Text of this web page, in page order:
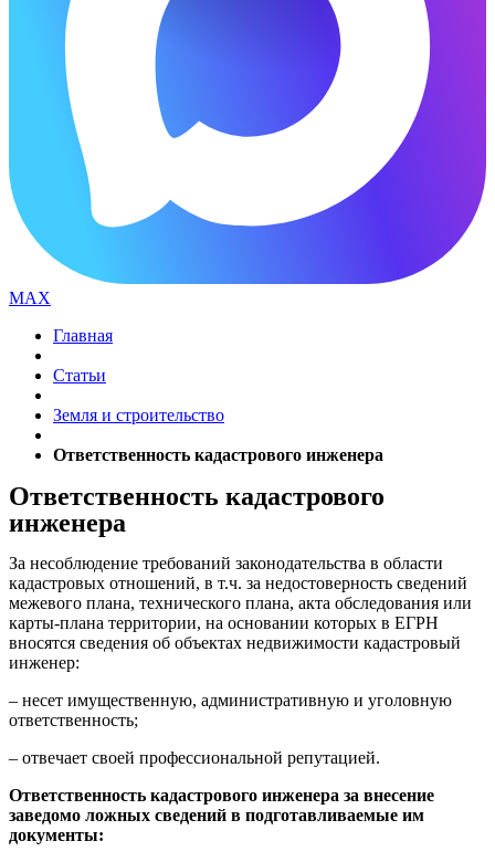
MAX
Главная
Статьи
Земля и строительство
Ответственность кадастрового инженера
Ответственность кадастрового
инженера
За несоблюдение требований законодательства в области
кадастровых отношений, в т.ч. за недостоверность сведений
межевого плана, технического плана, акта обследования или
карты-плана территории, на основании которых в ЕГРН
вносятся сведения об объектах недвижимости кадастровый
инженер:
– несет имущественную, административную и уголовную
ответственность;
– отвечает своей профессиональной репутацией.
Ответственность кадастрового инженера за внесение
заведомо ложных сведений в подготавливаемые им
документы: